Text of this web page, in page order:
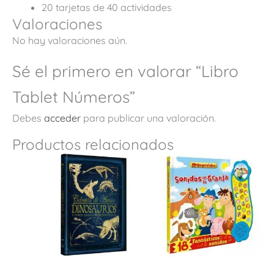
20 tarjetas de 40 actividades
Valoraciones
No hay valoraciones aún.
Sé el primero en valorar “Libro
Tablet Números”
Debes acceder para publicar una valoración.
Productos relacionados